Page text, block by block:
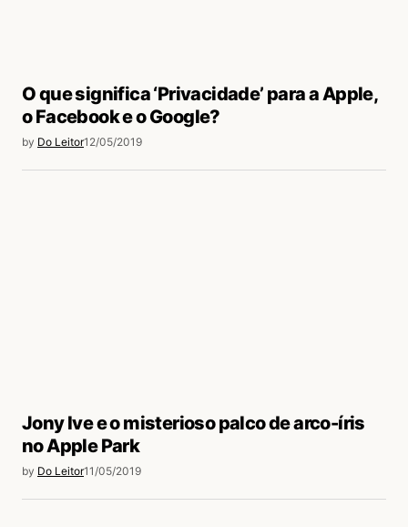
O que significa ‘Privacidade’ para a Apple,
o Facebook e o Google?
by Do Leitor12/05/2019
Jony Ive e o misterioso palco de arco-íris
no Apple Park
by Do Leitor11/05/2019